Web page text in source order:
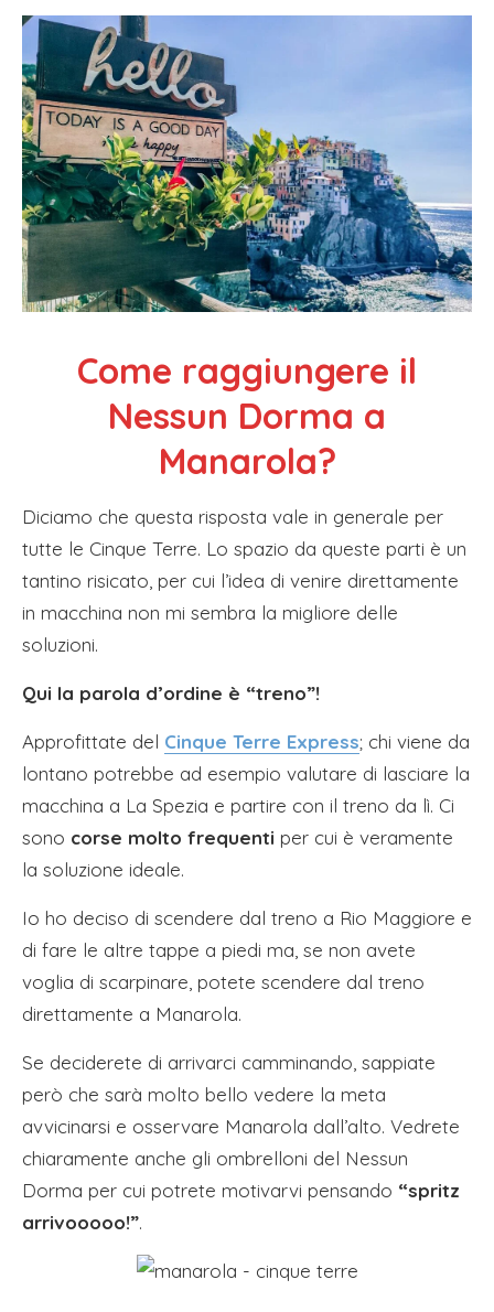
Come raggiungere il
Nessun Dorma a
Manarola?
Diciamo che questa risposta vale in generale per
tutte le Cinque Terre. Lo spazio da queste parti è un
tantino risicato, per cui l’idea di venire direttamente
in macchina non mi sembra la migliore delle
soluzioni.
Qui la parola d’ordine è “treno”!
Approfittate del Cinque Terre Express; chi viene da
lontano potrebbe ad esempio valutare di lasciare la
macchina a La Spezia e partire con il treno da lì. Ci
sono corse molto frequenti per cui è veramente
la soluzione ideale.
Io ho deciso di scendere dal treno a Rio Maggiore e
di fare le altre tappe a piedi ma, se non avete
voglia di scarpinare, potete scendere dal treno
direttamente a Manarola.
Se deciderete di arrivarci camminando, sappiate
però che sarà molto bello vedere la meta
avvicinarsi e osservare Manarola dall’alto. Vedrete
chiaramente anche gli ombrelloni del Nessun
Dorma per cui potrete motivarvi pensando “spritz
arrivooooo!”.